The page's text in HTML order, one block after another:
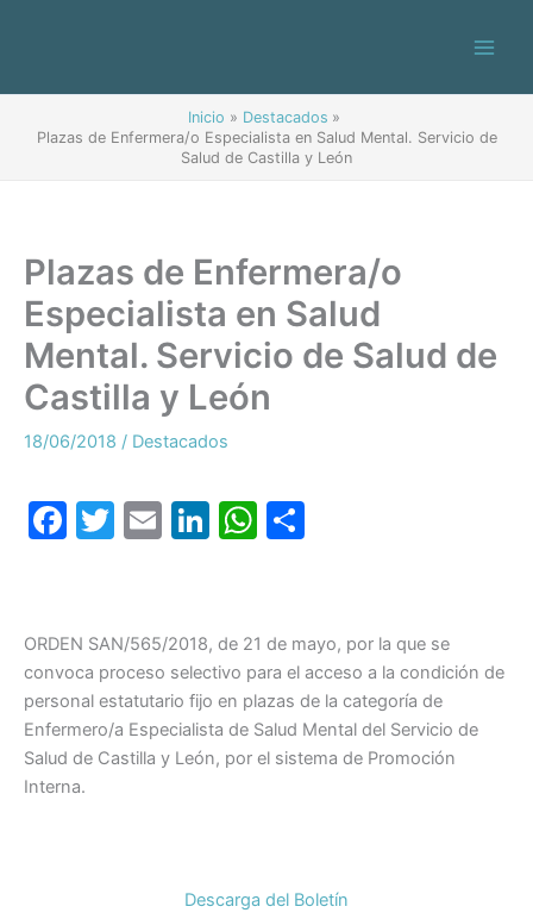
Inicio
Destacados
Plazas de Enfermera/o Especialista en Salud Mental. Servicio de
Salud de Castilla y León
Plazas de Enfermera/o
Especialista en Salud
Mental. Servicio de Salud de
Castilla y León
18/06/2018 / Destacados
F
e
b
o
o
k
T
er
E
l
Li
e
dI
n
W
s
A
p
p
p
ar
tir
ORDEN SAN/565/2018, de 21 de mayo, por la que se
convoca proceso selectivo para el acceso a la condición de
personal estatutario fijo en plazas de la categoría de
Enfermero/a Especialista de Salud Mental del Servicio de
Salud de Castilla y León, por el sistema de Promoción
Interna.
Descarga del Boletín